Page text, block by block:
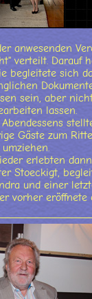
anwesenden
verteilt.
begleitete sich
sein, aber
lassen.
Gäste zum
erlebten
Stoeckigt,
und einer
vorher